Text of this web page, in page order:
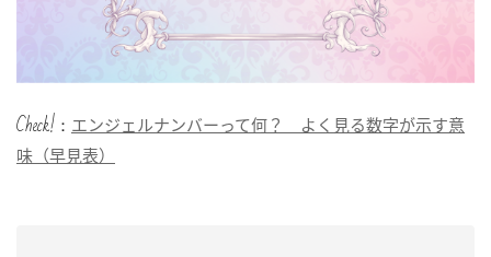
Check!： エンジェルナンバーって何？ よく見る数字が示す意
味（早見表）